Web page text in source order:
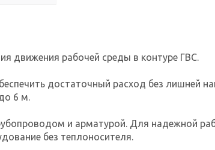
движения рабочей среды в контуре ГВС.
достаточный расход без лишней
6 м.
и арматурой. Для надежной
без теплоносителя.